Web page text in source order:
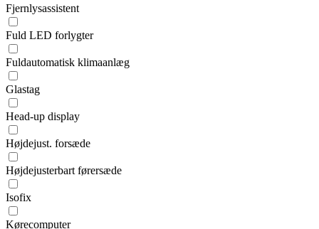
Fjernlysassistent
Fuld LED forlygter
Fuldautomatisk klimaanlæg
Glastag
Head-up display
Højdejust. forsæde
Højdejusterbart førersæde
Isofix
Kørecomputer